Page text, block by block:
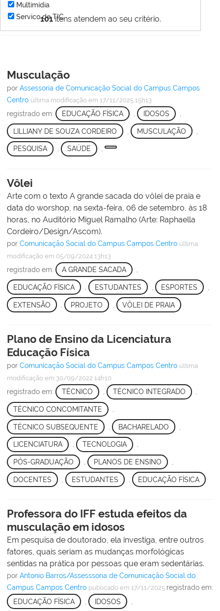
101itens atendem ao seu critério.
Multimídia
Servico de TIC
Musculação
por Assessoria de Comunicação Social do Campus Campos
Centro última modificação em 17/11/2025 15h13
registrado em: EDUCAÇÃO FÍSICA IDOSOS
LILLIANY DE SOUZA CORDEIRO MUSCULAÇÃO
PESQUISA , SAÚDE ,
Vôlei
Arte com o texto A grande sacada do vôlei de praia e
data do worshop, na sexta-feira, 06 de setembro, às 18
horas, no Auditório Miguel Ramalho (Arte: Raphaella
Cordeiro/Design/Ascom).
por Comunicação Social do Campus Campos Centro última
modificação em 05/09/2024 13h13
registrado em: A GRANDE SACADA
EDUCAÇÃO FÍSICA ESTUDANTES ESPORTES
EXTENSÃO PROJETO VÔLEI DE PRAIA
Plano de Ensino da Licenciatura
Educação Física
por Comunicação Social do Campus Campos Centro última
modificação em 30/09/2022 14h10
registrado em: TÉCNICO , TÉCNICO INTEGRADO ,
TÉCNICO CONCOMITANTE
TÉCNICO SUBSEQUENTE BACHARELADO
LICENCIATURA , TECNOLOGIA ,
PÓS-GRADUAÇÃO PLANOS DE ENSINO
DOCENTES ESTUDANTES EDUCAÇÃO FÍSICA
Professora do IFF estuda efeitos da
musculação em idosos
Em pesquisa de doutorado, ela investiga, entre outros
fatores, quais seriam as mudanças morfológicas
sentidas na prática por pessoas que eram sedentárias.
por Antonio Barros/Assesssoria de Comunicação Social do
Campus Campos Centro publicado em 17/11/2025 registrado em:
EDUCAÇÃO FÍSICA
IDOSOS